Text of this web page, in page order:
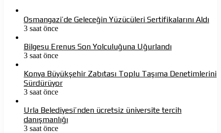
Osmangazi’de Geleceğin Yüzücüleri Sertifikalarını Aldı
3 saat önce
Bilgesu Erenus Son Yolculuğuna Uğurlandı
3 saat önce
Konya Büyükşehir Zabıtası Toplu Taşıma Denetimlerini
Sürdürüyor
3 saat önce
Urla Belediyesi’nden ücretsiz üniversite tercih
danışmanlığı
3 saat önce